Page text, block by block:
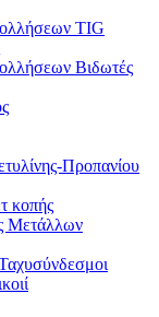
TIG
Βιδωτές
Προπανίου
κοπής
Μετάλλων